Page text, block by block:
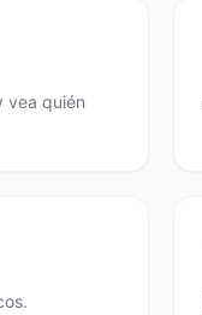
vea quién